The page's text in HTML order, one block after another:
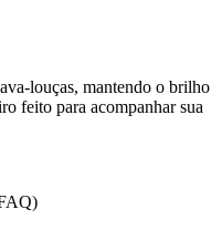
louças, mantendo o brilho
feito para acompanhar sua